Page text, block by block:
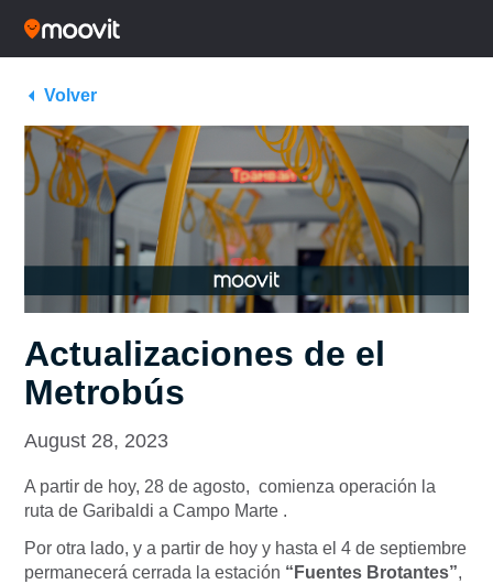
Volver
Actualizaciones de el
Metrobús
August 28, 2023
A partir de hoy, 28 de agosto, comienza operación la
ruta de Garibaldi a Campo Marte .
Por otra lado, y a partir de hoy y hasta el 4 de septiembre
permanecerá cerrada la estación “Fuentes Brotantes”,